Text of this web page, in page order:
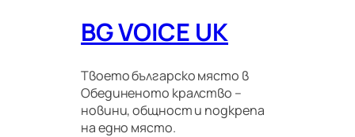
BG VOICE UK
Твоето българско място в
Обединеното кралство –
новини, общност и подкрепа
на едно място.